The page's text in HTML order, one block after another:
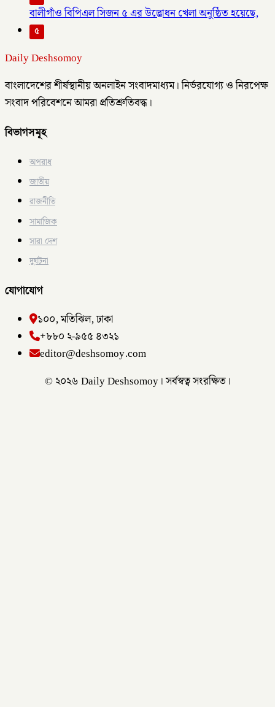
বালীগাঁও বিপিএল সিজন ৫ এর উদ্ভোধন খেলা অনুষ্ঠিত হয়েছে,
৫
Daily Deshsomoy
বাংলাদেশের শীর্ষস্থানীয় অনলাইন সংবাদমাধ্যম। নির্ভরযোগ্য ও নিরপেক্ষ
সংবাদ পরিবেশনে আমরা প্রতিশ্রুতিবদ্ধ।
বিভাগসমূহ
অপরাধ
জাতীয়
রাজনীতি
সামাজিক
সারা দেশ
দুর্ঘটনা
যোগাযোগ
১০০, মতিঝিল, ঢাকা
+৮৮০ ২-৯৫৫ ৪৩২১
editor@deshsomoy.com
© ২০২৬ Daily Deshsomoy। সর্বস্বত্ব সংরক্ষিত।